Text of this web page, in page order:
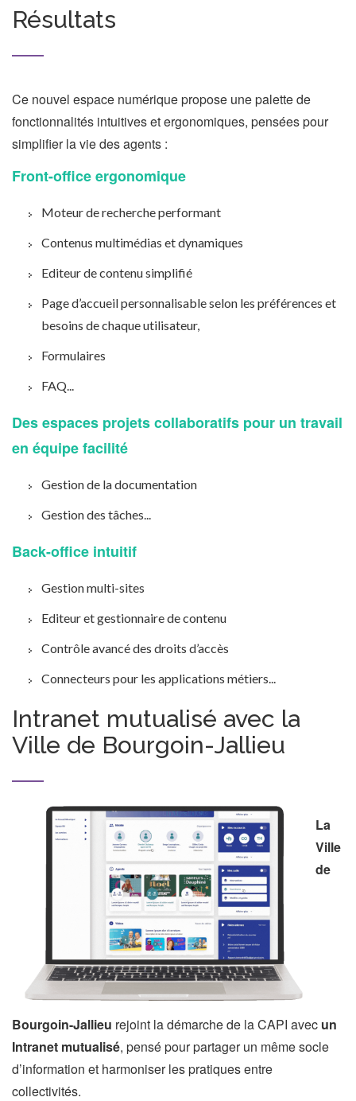
Résultats
Ce nouvel espace numérique propose une palette de
fonctionnalités intuitives et ergonomiques, pensées pour
simplifier la vie des agents :
Front-office ergonomique
Moteur de recherche performant
Contenus multimédias et dynamiques
Editeur de contenu simplifié
Page d’accueil personnalisable selon les préférences et
besoins de chaque utilisateur,
Formulaires
FAQ...
Des espaces projets collaboratifs pour un travail
en équipe facilité
Gestion de la documentation
Gestion des tâches...
Back-office intuitif
Gestion multi-sites
Editeur et gestionnaire de contenu
Contrôle avancé des droits d’accès
Connecteurs pour les applications métiers...
Intranet mutualisé avec la
Ville de Bourgoin-Jallieu
La
Ville
de
Bourgoin-Jallieu rejoint la démarche de la CAPI avec un
Intranet mutualisé, pensé pour partager un même socle
d’information et harmoniser les pratiques entre
collectivités.